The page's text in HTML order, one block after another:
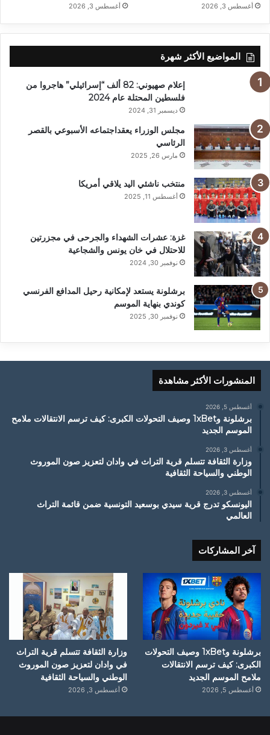
أغسطس 3, 2026 أغسطس 3, 2026
المواضيع الأكثر شهرة
إعلام صهيوني: 82 ألف “إسرائيلي” هاجروا من
فلسطين المحتلة عام 2024
ديسمبر 31, 2024
مجلس الوزراء يعقداجتماعه الأسبوعي بالقصر
الرئاسي
مارس 26, 2025
منتخب ناشئي اليد يلاقي أمريكا
أغسطس 11, 2025
غزة: عشرات الشهداء والجرحى في مجزرتين
للاحتلال في خان يونس والشجاعية
نوفمبر 30, 2024
برشلونة يستعد لإمكانية رحيل المدافع الفرنسي
كوندي بنهاية الموسم
نوفمبر 30, 2025
المنشورات الأكثر مشاهدة
أغسطس 5, 2026
برشلونة و1xBet وصيف التحولات الكبرى: كيف ترسم الانتقالات ملامح
الموسم الجديد
أغسطس 3, 2026
وزارة الثقافة تتسلم قرية التراث في وادان لتعزيز صون الموروث
الوطني والسياحة الثقافية
أغسطس 3, 2026
اليونسكو تدرج قرية سيدي بوسعيد التونسية ضمن قائمة التراث
العالمي
آخر المشاركات
برشلونة و1xBet وصيف التحولات
الكبرى: كيف ترسم الانتقالات
ملامح الموسم الجديد
أغسطس 5, 2026
وزارة الثقافة تتسلم قرية التراث
في وادان لتعزيز صون الموروث
الوطني والسياحة الثقافية
أغسطس 3, 2026